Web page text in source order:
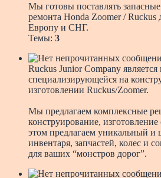
Мы готовы поставлять
ремонта Honda Zoomer / Ruckus
Европу и СНГ.
Темы: 3
Ruckus Junior Company является
специализирующейся на
изготовлении Ruckus/Zoomer.
Мы предлагаем комплексные
конструирование,
этом предлагаем уникальный и
инвентаря, запчастей, колес и
для ваших “монстров дорог”.